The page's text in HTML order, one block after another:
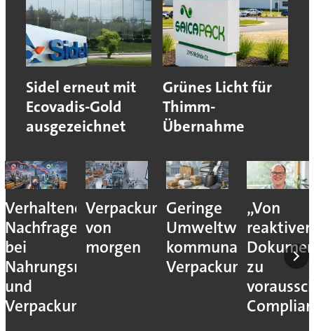
Sidel erneut mit
Ecovadis-Gold
ausgezeichnet
Grünes Licht für
Thimm-
Übernahme
Verhaltene
Nachfrage
bei
Nahrungsmittel-
und
Verpackungsmaschinen
Verpackungslogistik
von
morgen
Geringe
Umweltwirkung
kommunaler
Verpackungssteuern
„Von
reaktiver
zu